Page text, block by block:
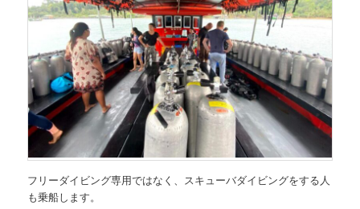
フリーダイビング専用ではなく、スキューバダイビングをする人
も乗船します。